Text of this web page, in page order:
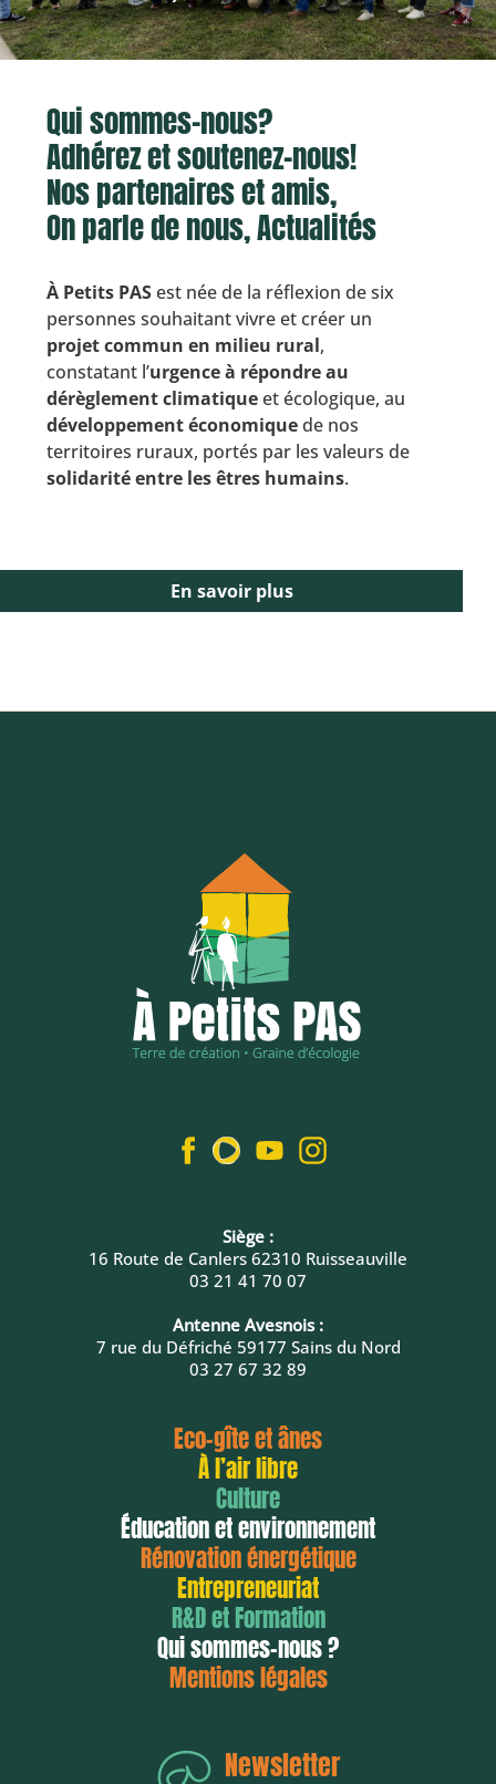
Qui sommes-nous?
Adhérez et soutenez-nous!
Nos partenaires et amis,
On parle de nous, Actualités
À Petits PASest née de la réflexion de six
personnes souhaitant vivre et créer un
projet commun en milieu rural,
constatant l’urgence à répondre au
dérèglement climatiqueet écologique, au
développement économiquede nos
territoires ruraux, portés par les valeurs de
solidarité entre les êtres humains.
En savoir plus
Siège :
16 Route de Canlers 62310 Ruisseauville
03 21 41 70 07
Antenne Avesnois :
7 rue du Défriché 59177 Sains du Nord
03 27 67 32 89
Eco-gîte et ânes
À l’air libre
Culture
Éducation et environnement
Rénovation énergétique
Entrepreneuriat
R&D et Formation
Qui sommes-nous ?
Mentions légales
Newsletter